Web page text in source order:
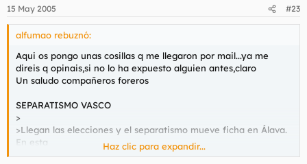
15 May 2005 #23
alfumao rebuznó:
Aqui os pongo unas cosillas q me llegaron por mail...ya me
direis q opinais,si no lo ha expuesto alguien antes,claro
Un saludo compañeros foreros
SEPARATISMO VASCO
>
>Llegan las elecciones y el separatismo mueve ficha en Álava.
En esta
>Ocasión se pretende poner en marcha un nuevo periódico
Haz clic para expandir...